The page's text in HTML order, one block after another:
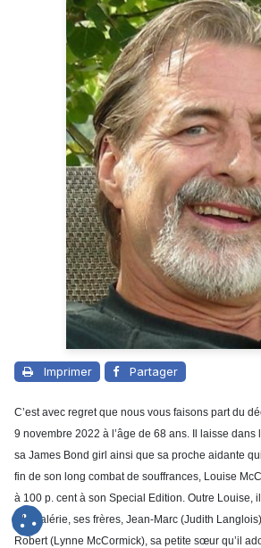
Imprimer Partager
C’est avec regret que nous vous faisons part du
9 novembre 2022 à l’âge de 68 ans. Il laisse
sa James Bond girl ainsi que sa proche aidante
fin de son long combat de souffrances, Louise
à 100 p. cent à son Special Edition. Outre Louise,
fille Valérie, ses frères, Jean-Marc (Judith
Robert (Lynne McCormick), sa petite sœur qu’il